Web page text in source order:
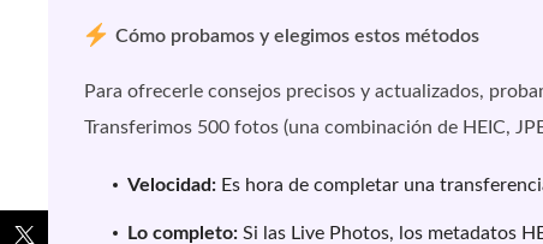
Cómo probamos y elegimos estos métodos
Para ofrecerle consejos precisos y actualizados,
Transferimos 500 fotos (una combinación de HEIC,
Velocidad: Es hora de completar una
Lo completo: Si las Live Photos, los metadatos